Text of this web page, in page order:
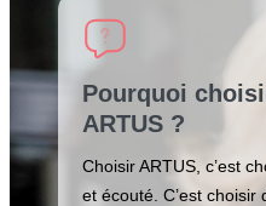
Pourquoi
ARTUS ?
Choisir ARTUS, c’est
et écouté. C’est choisir